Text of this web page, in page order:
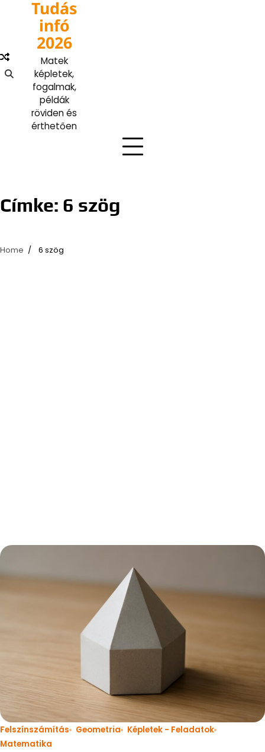
Tudás
infó
2026
Matek
képletek,
fogalmak,
példák
röviden és
érthetően
Címke: 6 szög
Home 6 szög
Felszínszámítás Geometria
Képletek - Feladatok
Matematika